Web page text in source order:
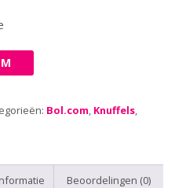
Bol.com Knuffels
Beoordelingen (0)